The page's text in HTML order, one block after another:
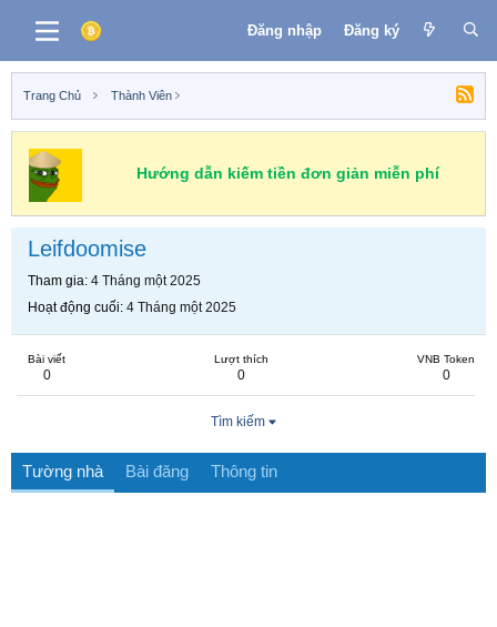
Đăng nhập Đăng ký
Trang Chủ Thành Viên
Hướng dẫn kiếm tiền đơn giản miễn phí
Leifdoomise
Tham gia 4 Tháng một 2025
Hoạt động cuối 4 Tháng một 2025
Bài viết
0
Lượt thích
0
VNB Token
0
Tìm kiếm
Tường nhà Bài đăng Thông tin